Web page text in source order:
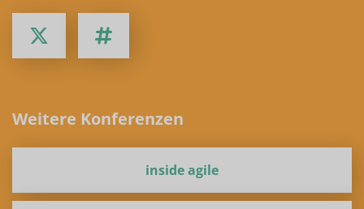
Weitere Konferenzen
inside agile